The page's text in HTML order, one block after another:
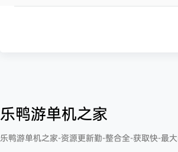
乐鸭游单机之家
乐鸭游单机之家-资源更新勤-整合全-获取快-最